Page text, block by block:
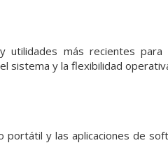
utilidades más recientes para
sistema y la flexibilidad
portátil y las aplicaciones de